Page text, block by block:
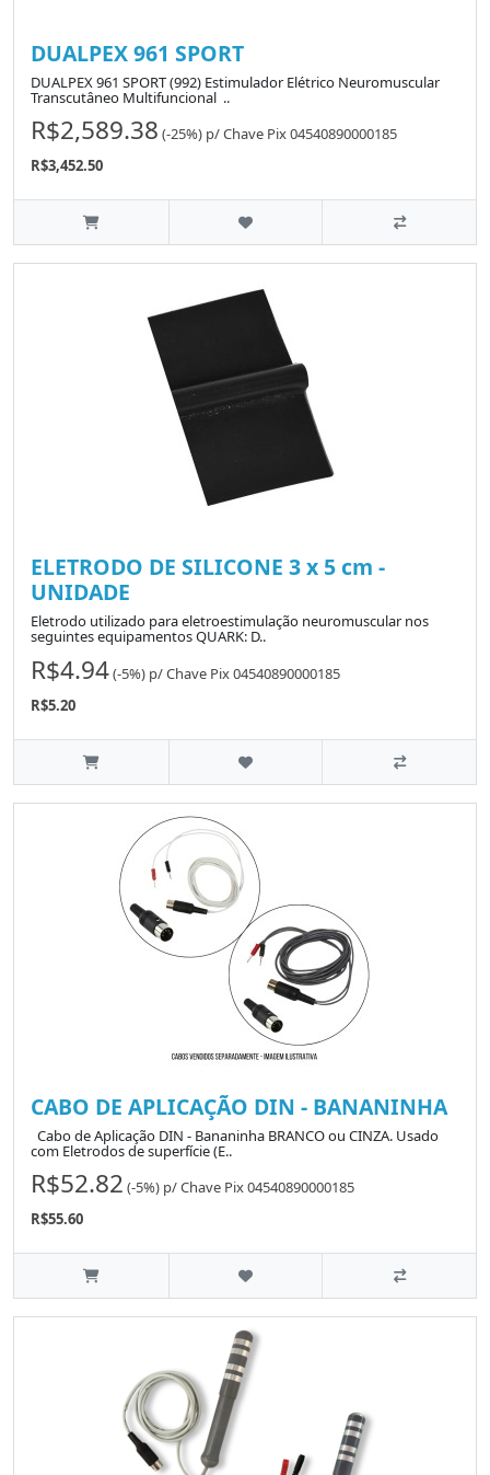
DUALPEX 961 SPORT
DUALPEX 961 SPORT (992) Estimulador Elétrico Neuromuscular
Transcutâneo Multifuncional ..
R$2,589.38 (-25%) p/Chave Pix 04540890000185
R$3,452.50
ELETRODO DE SILICONE 3 x 5 cm -
UNIDADE
Eletrodo utilizado para eletroestimulação neuromuscular nos
seguintes equipamentos QUARK: D..
R$4.94(-5%) p/Chave Pix 04540890000185
R$5.20
CABO DE APLICAÇÃO DIN - BANANINHA
Cabo de Aplicação DIN - Bananinha BRANCO ou CINZA. Usado
com Eletrodos de superfície (E..
R$52.82 (-5%) p/Chave Pix 04540890000185
R$55.60